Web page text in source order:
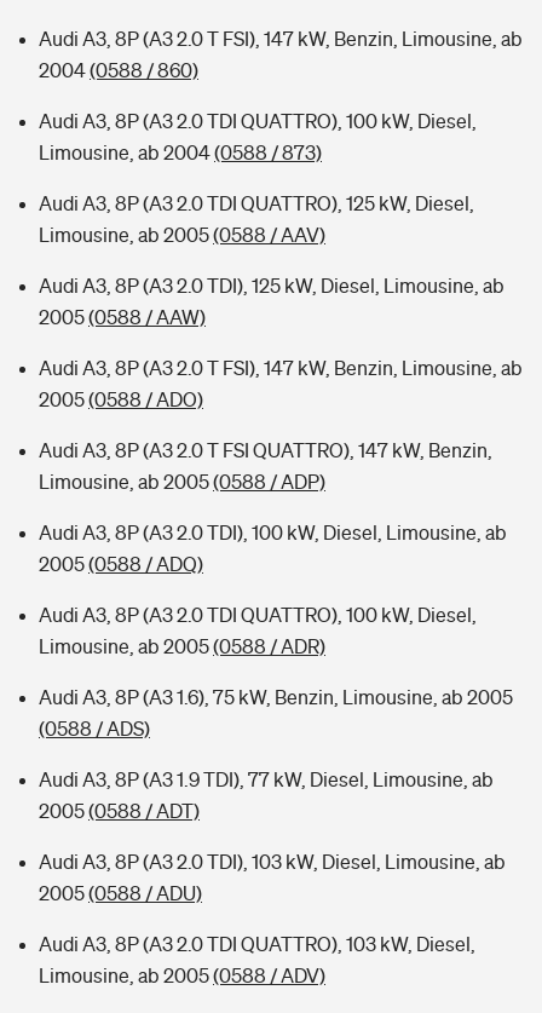
Audi A3, 8P (A3 2.0 T FSI), 147 kW, Benzin, Limousine, ab
2004(0588 / 860)
Audi A3, 8P (A3 2.0 TDI QUATTRO), 100 kW, Diesel,
Limousine, ab 2004(0588 / 873)
Audi A3, 8P (A3 2.0 TDI QUATTRO), 125 kW, Diesel,
Limousine, ab 2005(0588 / AAV)
Audi A3, 8P (A3 2.0 TDI), 125 kW, Diesel, Limousine, ab
2005(0588 / AAW)
Audi A3, 8P (A3 2.0 T FSI), 147 kW, Benzin, Limousine, ab
2005(0588 / ADO)
Audi A3, 8P (A3 2.0 T FSI QUATTRO), 147 kW, Benzin,
Limousine, ab 2005(0588 / ADP)
Audi A3, 8P (A3 2.0 TDI), 100 kW, Diesel, Limousine, ab
2005(0588 / ADQ)
Audi A3, 8P (A3 2.0 TDI QUATTRO), 100 kW, Diesel,
Limousine, ab 2005(0588 / ADR)
Audi A3, 8P (A3 1.6), 75 kW, Benzin, Limousine, ab 2005
(0588 / ADS)
Audi A3, 8P (A3 1.9 TDI), 77 kW, Diesel, Limousine, ab
2005(0588 / ADT)
Audi A3, 8P (A3 2.0 TDI), 103 kW, Diesel, Limousine, ab
2005(0588 / ADU)
Audi A3, 8P (A3 2.0 TDI QUATTRO), 103 kW, Diesel,
Limousine, ab 2005(0588 / ADV)